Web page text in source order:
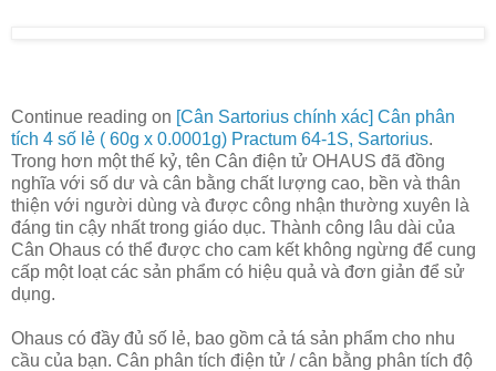
Continue reading on [Cân Sartorius chính xác] Cân phân
tích 4 số lẻ ( 60g x 0.0001g) Practum 64-1S, Sartorius.
Trong hơn một thế kỷ, tên Cân điện tử OHAUS đã đồng
nghĩa với số dư và cân bằng chất lượng cao, bền và thân
thiện với người dùng và được công nhận thường xuyên là
đáng tin cậy nhất trong giáo dục. Thành công lâu dài của
Cân Ohaus có thể được cho cam kết không ngừng để cung
cấp một loạt các sản phẩm có hiệu quả và đơn giản để sử
dụng.
Ohaus có đầy đủ số lẻ, bao gồm cả tá sản phẩm cho nhu
cầu của bạn. Cân phân tích điện tử / cân bằng phân tích độ